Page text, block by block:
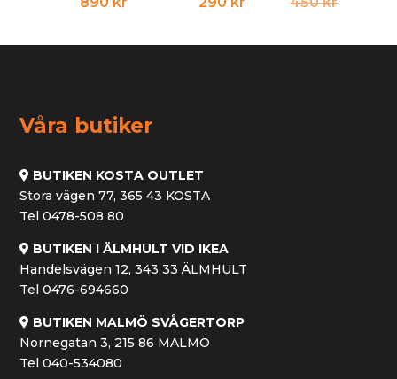
Våra butiker
BUTIKEN KOSTA OUTLET
Stora vägen 77, 365 43 KOSTA
Tel 0478-508 80
BUTIKEN I ÄLMHULT VID IKEA
Handelsvägen 12, 343 33 ÄLMHULT
Tel 0476-694660
BUTIKEN MALMÖ SVÅGERTORP
Nornegatan 3, 215 86 MALMÖ
Tel 040-534080